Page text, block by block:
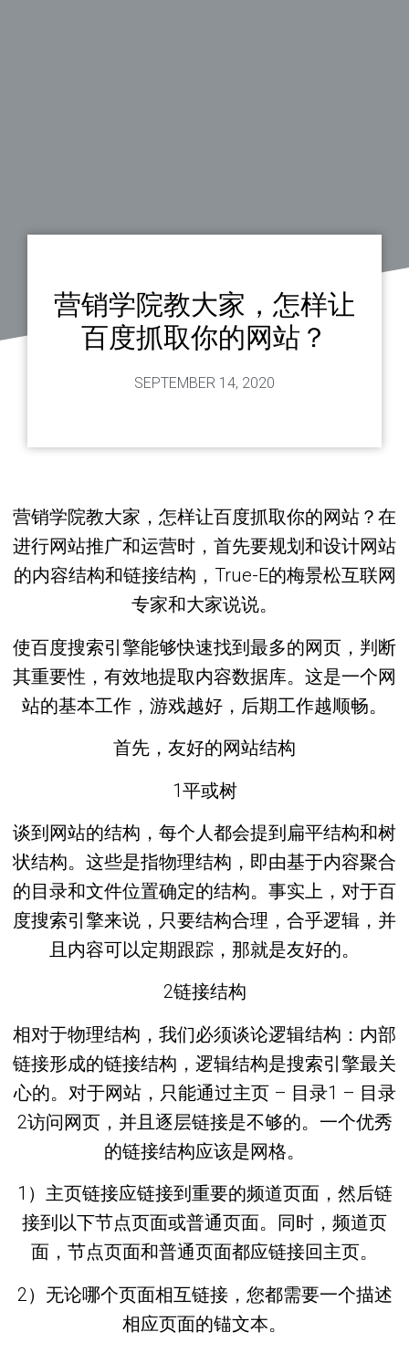
营销学院教大家，怎样让
百度抓取你的网站？
SEPTEMBER 14, 2020
营销学院教大家，怎样让百度抓取你的网站？在
进行网站推广和运营时，首先要规划和设计网站
的内容结构和链接结构，True-E的梅景松互联网
专家和大家说说。
使百度搜索引擎能够快速找到最多的网页，判断
其重要性，有效地提取内容数据库。这是一个网
站的基本工作，游戏越好，后期工作越顺畅。
首先，友好的网站结构
1平或树
谈到网站的结构，每个人都会提到扁平结构和树
状结构。这些是指物理结构，即由基于内容聚合
的目录和文件位置确定的结构。事实上，对于百
度搜索引擎来说，只要结构合理，合乎逻辑，并
且内容可以定期跟踪，那就是友好的。
2链接结构
相对于物理结构，我们必须谈论逻辑结构：内部
链接形成的链接结构，逻辑结构是搜索引擎最关
心的。对于网站，只能通过主页 – 目录1 – 目录
2访问网页，并且逐层链接是不够的。一个优秀
的链接结构应该是网格。
1）主页链接应链接到重要的频道页面，然后链
接到以下节点页面或普通页面。同时，频道页
面，节点页面和普通页面都应链接回主页。
2）无论哪个页面相互链接，您都需要一个描述
相应页面的锚文本。